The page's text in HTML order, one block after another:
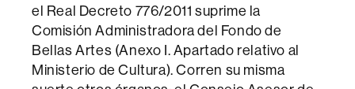
el Real Decreto 776/2011 suprime la
Comisión Administradora del Fondo de
Bellas Artes (Anexo I. Apartado relativo al
Ministerio de Cultura). Corren su misma